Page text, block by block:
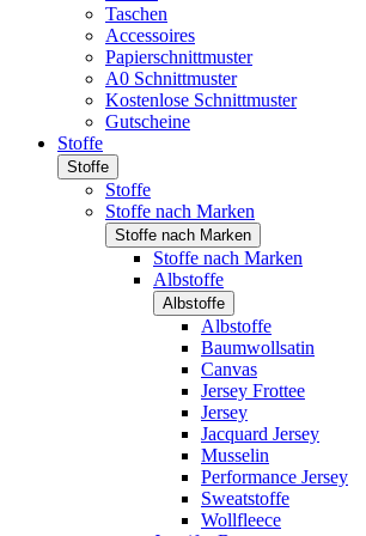
Taschen
Accessoires
Papierschnittmuster
A0 Schnittmuster
Kostenlose Schnittmuster
Gutscheine
Stoffe
Stoffe
Stoffe
Stoffe nach Marken
Stoffe nach Marken
Stoffe nach Marken
Albstoffe
Albstoffe
Albstoffe
Baumwollsatin
Canvas
Jersey Frottee
Jersey
Jacquard Jersey
Musselin
Performance Jersey
Sweatstoffe
Wollfleece